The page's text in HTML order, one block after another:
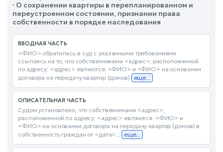
· О сохранении квартиры в перепланированном и
переустроенном состоянии, признании права
собственности в порядке наследования
ВВОДНАЯ ЧАСТЬ
<ФИО> обратилась в суд с указанными требованиями
ссылаясь на то, что собственниками <адрес>, расположенной
по адресу: <адрес> являются: <ФИО> и <ФИО> на основании
договора на передачу квартир (домов)
еще...
ОПИСАТЕЛЬНАЯ ЧАСТЬ
Судом установлено, что собственниками <адрес>,
расположенной по адресу: <адрес> являются: <ФИО> и
<ФИО> на основании договора на передачу квартир (домов) в
собственность граждан от <дата>..; еще...